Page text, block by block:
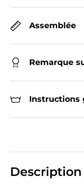
Assemblée
Remarque
Instructions
Description